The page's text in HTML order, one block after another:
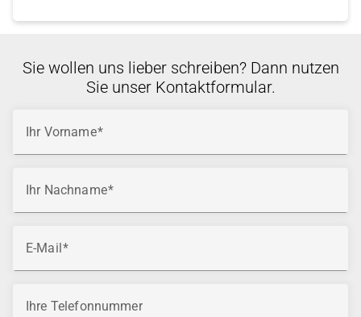
Sie wollen uns lieber schreiben? Dann nutzen
Sie unser Kontaktformular.
Ihr Vorname
Ihr Nachname
E-Mail
Ihre Telefonnummer